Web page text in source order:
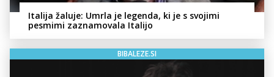
Italija žaluje: Umrla je legenda, ki je s svojimi
pesmimi zaznamovala Italijo
BIBALEZE.SI